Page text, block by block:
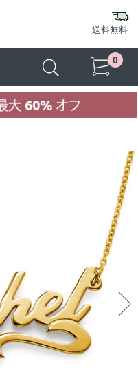
送料無料
0